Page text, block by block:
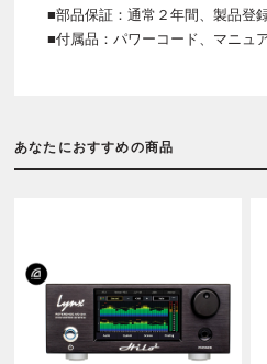
■部品保証：通常２年間、製品登
■付属品：パワーコード、マニュ
あなたにおすすめの商品